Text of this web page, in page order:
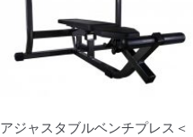
アジャスタブルベンチプレス＜